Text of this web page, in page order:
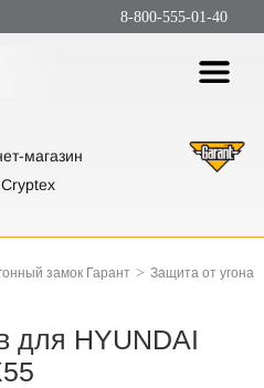
8-800-555-01-40
магазин
замок Гарант > Защита от угона
для HYUNDAI